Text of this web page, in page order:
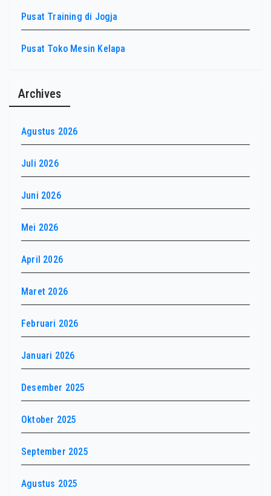
Pusat Training di Jogja
Pusat Toko Mesin Kelapa
Archives
Agustus 2026
Juli 2026
Juni 2026
Mei 2026
April 2026
Maret 2026
Februari 2026
Januari 2026
Desember 2025
Oktober 2025
September 2025
Agustus 2025